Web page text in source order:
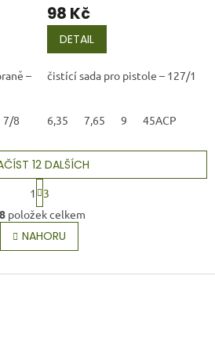
–
7/8
98 Kč
DETAIL
čistící sada pro pistole – 127/1
6,35 7,65 9 45ACP
O
v
l
á
12 DALŠÍCH
S
t
r
á
n
k
v
1
3
položek celkem
NAHORU